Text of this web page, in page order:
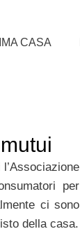
CASA
per
ci sono
della casa.